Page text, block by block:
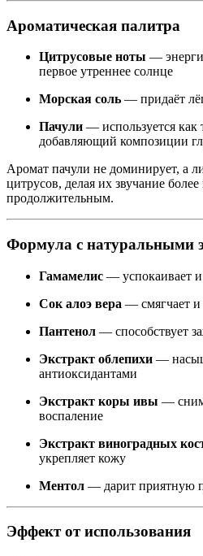
Ароматическая палитра
Цитрусовые ноты —
первое утреннее солнце
Морская соль — придаёт
Пачули — используется как
добавляющий композиции
Аромат пачули не доминирует, а
цитрусов, делая их звучание
продолжительным.
Формула с натуральными
Гамамелис — успокаивает
Сок алоэ вера — смягчает и
Пантенол — способствует
Экстракт облепихи —
антиоксидантами
Экстракт коры ивы —
воспаление
Экстракт виноградных
укрепляет кожу
Ментол — дарит приятную
Эффект от использования